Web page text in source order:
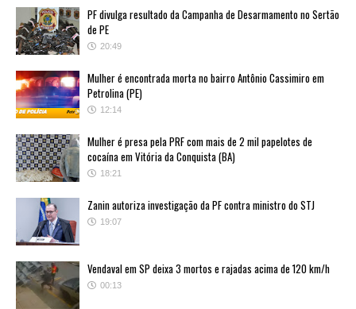
PF divulga resultado da Campanha de Desarmamento no Sertão
de PE
20:49
Mulher é encontrada morta no bairro Antônio Cassimiro em
Petrolina (PE)
12:14
Mulher é presa pela PRF com mais de 2 mil papelotes de
cocaína em Vitória da Conquista (BA)
18:21
Zanin autoriza investigação da PF contra ministro do STJ
19:07
Vendaval em SP deixa 3 mortos e rajadas acima de 120 km/h
00:13